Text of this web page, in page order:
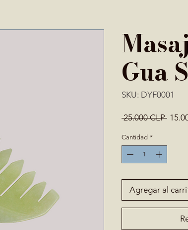
Gua
SKU: DYF0001
25.000 CLP
Cantidad *
Agregar al